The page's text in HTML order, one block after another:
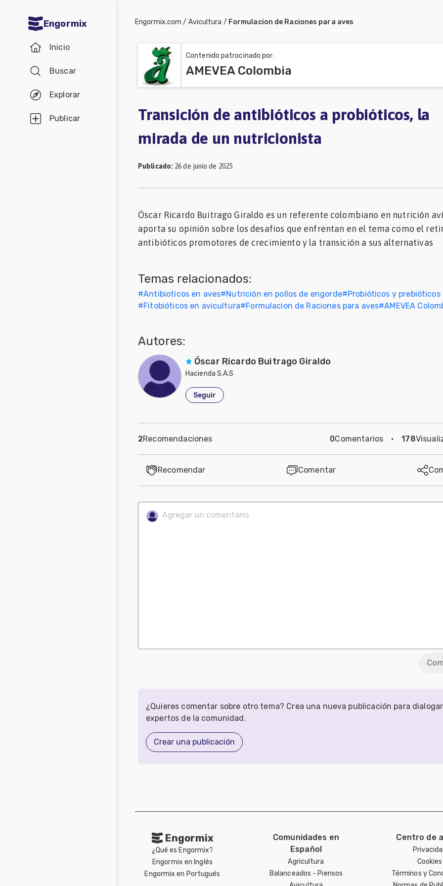
Engormix
Inicio
Buscar
Explorar
Publicar
Agricultura
Avicultura
Ganadería
Porcicultura
Mascotas
Engormix.com / Avicultura / Formulacion de Raciones para aves
Contenido patrocinado por:
AMEVEA Colombia
Transición de antibióticos a probióticos, la
mirada de un nutricionista
Publicado: 26 de junio de 2025
Óscar Ricardo Buitrago Giraldo es un referente colombiano en nutrición
aporta su opinión sobre los desafios que enfrentan en el tema como el
antibióticos promotores de crecimiento y la transición a sus alternativas
Temas relacionados:
#Antibioticos en aves#Nutrición en pollos de engorde#Probióticos y prebióticos
#Fitobióticos en avicultura#Formulacion de Raciones para aves#AMEVEA
Autores:
Óscar Ricardo Buitrago Giraldo
Hacienda S.A.S
Seguir
2Recomendaciones 0Comentarios · 178
Recomendar Comentar
¿Quieres comentar sobre otro tema? Crea una nueva publicación para
expertos de la comunidad.
Crear una publicación
Engormix
¿Qué es Engormix?
Engormix en Inglés
Engormix en Portugués
Comunidades en
Español
Agricultura
Balanceados - Piensos
Centro de
Cookies
Términos y